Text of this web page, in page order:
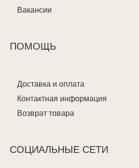
Вакансии
ПОМОЩЬ
Доставка и оплата
Контактная информация
Возврат товара
СОЦИАЛЬНЫЕ СЕТИ